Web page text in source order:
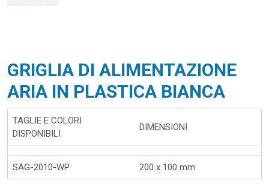
GRIGLIA DI ALIMENTAZIONE
ARIA IN PLASTICA BIANCA
TAGLIE E COLORI
DISPONIBILI
DIMENSIONI
SAG-2010-WP 200 x 100 mm